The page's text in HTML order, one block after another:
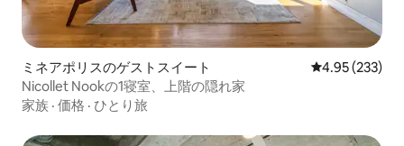
ミネアポリスのゲストスイート レビュー233
4.95 (233)
Nicollet Nookの1寝室、上階の隠れ家
家族 · 価格 · ひとり旅